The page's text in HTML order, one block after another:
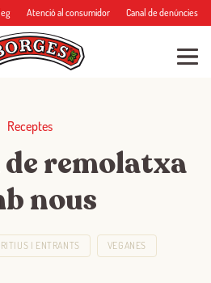
Atenció al consumidor Canal de denúncies
Receptes
remolatxa
nous
I ENTRANTS VEGANES